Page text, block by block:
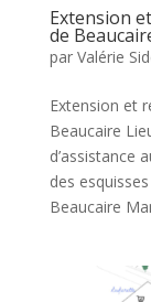
Extension
de
par Valérie
Extension et
Beaucaire
d’assistance
des
Beaucaire